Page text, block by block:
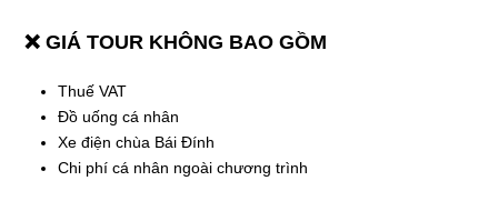
❌ GIÁ TOUR KHÔNG BAO GỒM
Thuế VAT
Đồ uống cá nhân
Xe điện chùa Bái Đính
Chi phí cá nhân ngoài chương trình